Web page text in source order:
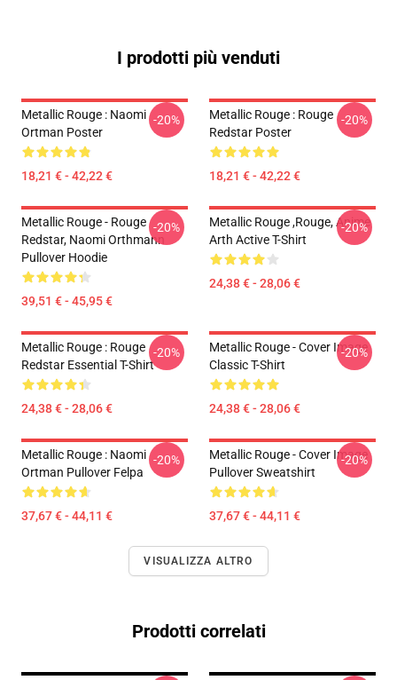
I prodotti più venduti
Metallic Rouge : Naomi
Ortman Poster
18,21 € - 42,22 €
-20%
Metallic Rouge : Rouge
Redstar Poster
18,21 € - 42,22 €
-20%
Metallic Rouge - Rouge
Redstar, Naomi Orthmann
Pullover Hoodie
39,51 € - 45,95 €
-20%
Metallic Rouge ,rouge, Anime
Arth Active T-Shirt
24,38 € - 28,06 €
-20%
Metallic Rouge : Rouge
Redstar Essential T-Shirt
24,38 € - 28,06 €
-20%
Metallic Rouge - Cover Image
Classic T-Shirt
24,38 € - 28,06 €
-20%
Metallic Rouge : Naomi
Ortman Pullover Felpa
37,67 € - 44,11 €
-20%
Metallic Rouge - Cover Image
Pullover Sweatshirt
37,67 € - 44,11 €
-20%
VISUALIZZA ALTRO
Prodotti correlati